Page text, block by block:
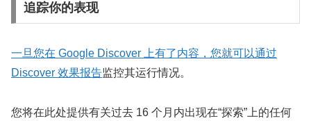
追踪你的表现
一旦您在 Google Discover 上有了内容，您就可以通过
Discover 效果报告监控其运行情况。
您将在此处提供有关过去 16 个月内出现在“探索”上的任何